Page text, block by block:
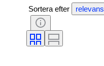
Sortera efter relevans